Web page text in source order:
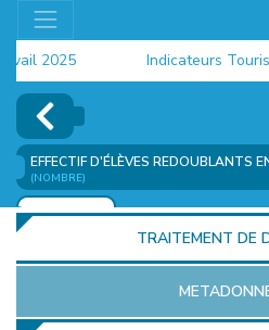
2025 Indicateurs
EFFECTIF D'ÉLÈVES REDOUBLANTS
(NOMBRE)
AJOUTER
TRAITEMENT DE